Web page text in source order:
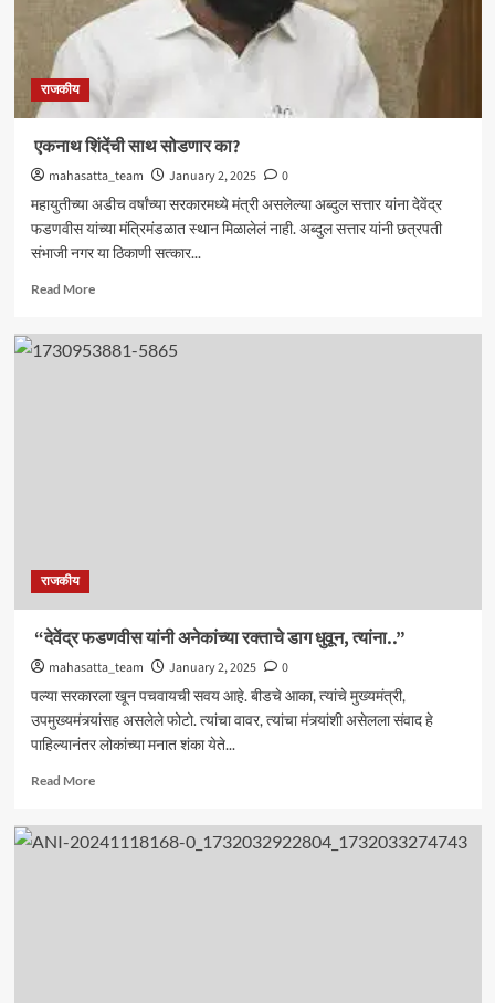
सत्ता..
राजकीय
एकनाथ शिंदेंची साथ सोडणार का?
mahasatta_team January 2, 2025
0
महायुतीच्या अडीच वर्षांच्या सरकारमध्ये मंत्री असलेल्या अब्दुल सत्तार यांना देवेंद्र
फडणवीस यांच्या मंत्रिमंडळात स्थान मिळालेलं नाही. अब्दुल सत्तार यांनी छत्रपती
संभाजी नगर या ठिकाणी सत्कार...
Read MoreRead
एकनाथ
राजकीय
“देवेंद्र फडणवीस यांनी अनेकांच्या रक्ताचे डाग धुवून, त्यांना..”
mahasatta_team January 2, 2025
0
पल्या सरकारला खून पचवायची सवय आहे. बीडचे आका, त्यांचे मुख्यमंत्री,
उपमुख्यमंत्र्यांसह असलेले फोटो. त्यांचा वावर, त्यांचा मंत्र्यांशी असेलला संवाद हे
पाहिल्यानंतर लोकांच्या मनात शंका येते...
Read MoreRead
“देवेंद्र